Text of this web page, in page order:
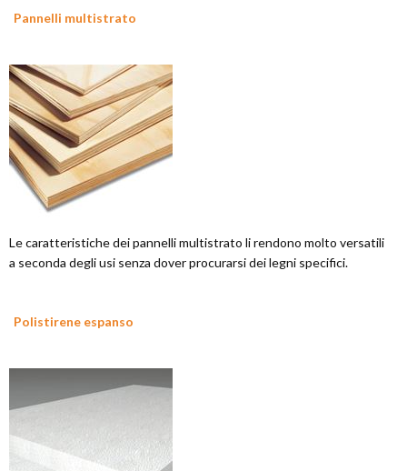
Pannelli multistrato
Le caratteristiche dei pannelli multistrato li rendono molto versatili
a seconda degli usi senza dover procurarsi dei legni specifici.
Polistirene espanso